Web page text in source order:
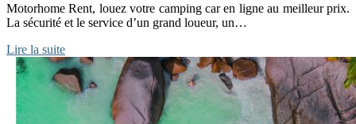
Motorhome Rent, louez votre camping car en ligne au meilleur prix.
La sécurité et le service d’un grand loueur, un…
Lire la suite